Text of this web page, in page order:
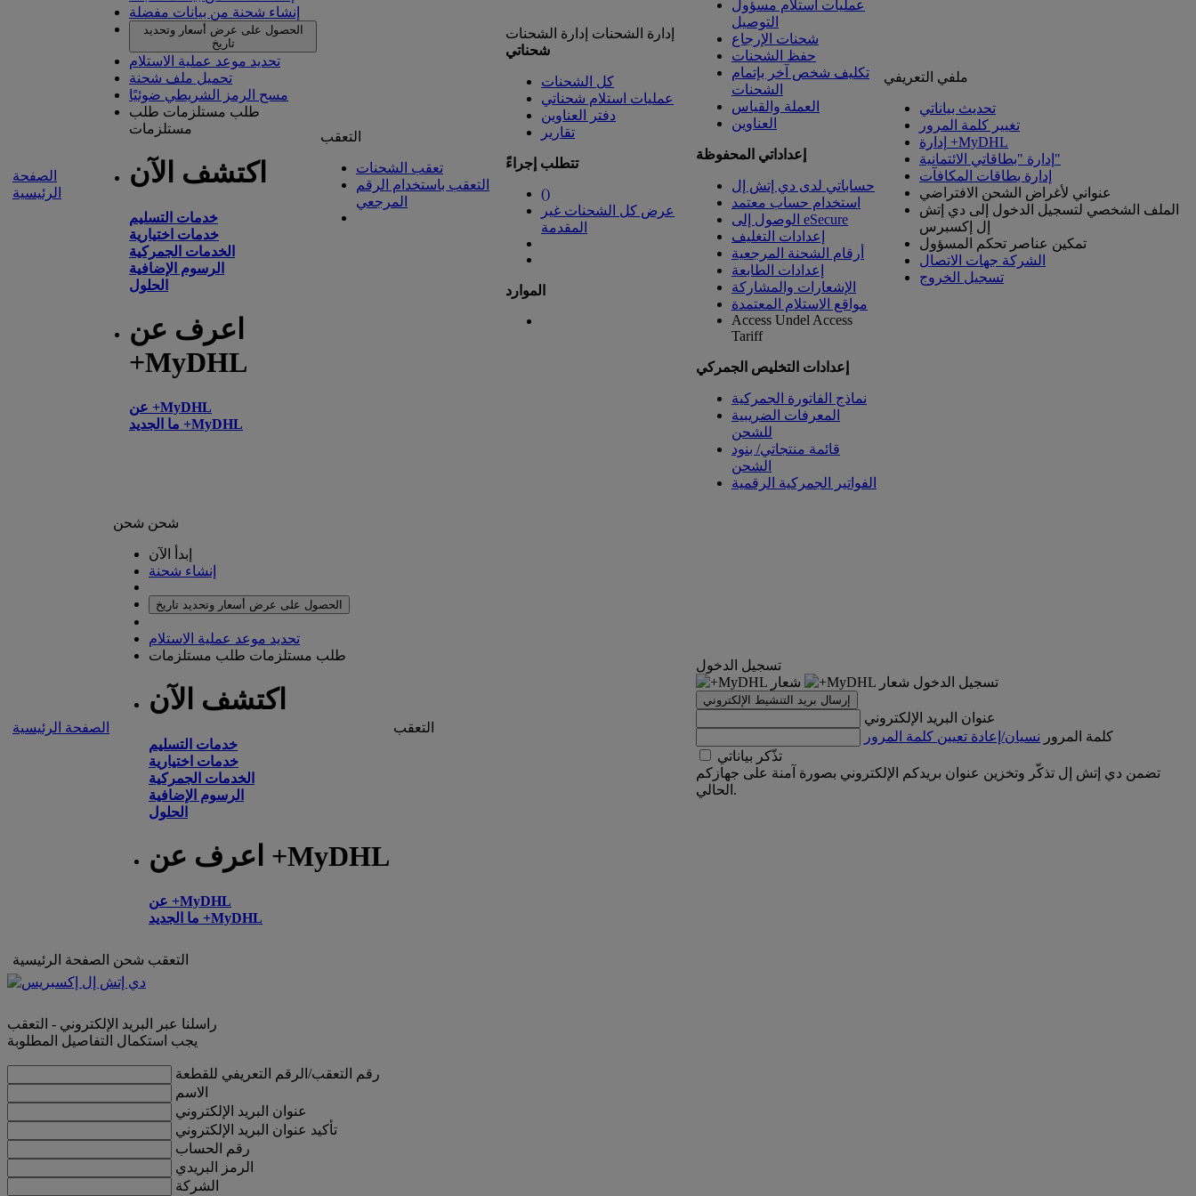
الصفحة
الرئيسية
إنشاء شحنة من بيانات مفضلة
الحصول على عرض أسعار وتحديد
تاريخ
تحديد موعد عملية الاستلام
تحميل ملف شحنة
مسح الرمز الشريطي ضوئيًا
طلب مستلزمات طلب
مستلزمات
اكتشف الآن
خدمات التسليم
خدمات اختيارية
الخدمات الجمركية
الرسوم الإضافية
الحلول
اعرف عن
+MyDHL
عن +MyDHL
ما الجديد +MyDHL
التعقب
تعقب الشحنات
التعقب باستخدام الرقم
المرجعي
إدارة الشحنات إدارة الشحنات
شحناتي
كل الشحنات
عمليات استلام شحناتي
دفتر العناوين
تقارير
تتطلب إجراءً
()
عرض كل الشحنات غير
المقدمة
الموارد
عمليات استلام مسؤول
التوصيل
شحنات الإرجاع
حفظ الشحنات
تكليف شخص آخر بإتمام
الشحنات
العملة والقياس
العناوين
إعداداتي المحفوظة
حساباتي لدى دي إتش إل
استخدام حساب معتمد
الوصول إلى eSecure
إعدادات التغليف
أرقام الشحنة المرجعية
إعدادات الطابعة
الإشعارات والمشاركة
مواقع الاستلام المعتمدة
Access Undel Access
Tariff
إعدادات التخليص الجمركي
نماذج الفاتورة الجمركية
المعرفات الضريبية
للشحن
قائمة منتجاتي/ بنود
الشحن
الفواتير الجمركية الرقمية
ملفي التعريفي
تحديث بياناتي
تغيير كلمة المرور
إدارة +MyDHL
إدارة "بطاقاتي الائتمانية"
إدارة بطاقات المكافآت
عنواني لأغراض الشحن الافتراضي
الملف الشخصي لتسجيل الدخول إلى دي إتش
إل إكسبرس
تمكين عناصر تحكم المسؤول
الشركة جهات الاتصال
تسجيل الخروج
الصفحة الرئيسية
شحن شحن
إبدأ الآن
إنشاء شحنة
الحصول على عرض أسعار وتحديد تاريخ
تحديد موعد عملية الاستلام
طلب مستلزمات طلب مستلزمات
اكتشف الآن
خدمات التسليم
خدمات اختيارية
الخدمات الجمركية
الرسوم الإضافية
الحلول
اعرف عن +MyDHL
عن +MyDHL
ما الجديد +MyDHL
التعقب
تسجيل الدخول
تسجيل الدخول
إرسال بريد التنشيط الإلكتروني
عنوان البريد الإلكتروني
كلمة المرور نسيان/إعادة تعيين كلمة المرور
تذّكر بياناتي
تضمن دي إتش إل تذكّر وتخزين عنوان بريدكم الإلكتروني بصورة آمنة على جهازكم
الحالي.
الصفحة الرئيسية شحن التعقب
راسلنا عبر البريد الإلكتروني - التعقب
يجب استكمال التفاصيل المطلوبة
رقم التعقب/الرقم التعريفي للقطعة
الاسم
عنوان البريد الإلكتروني
تأكيد عنوان البريد الإلكتروني
رقم الحساب
الرمز البريدي
الشركة